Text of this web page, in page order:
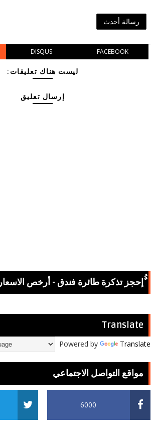
رسالة أحدث
DISQUS FACEBOOK
ليست هناك تعليقات:
إرسال تعليق
ٌُإحجز تذكرة طائرة فندق - أرخص الاسعار
Translate
Powered by Translate
مواقع التواصل الاجتماعي
6000